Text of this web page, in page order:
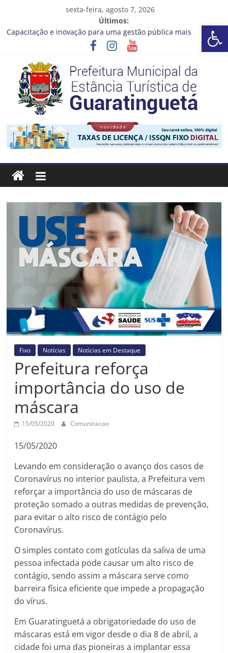
Barra de Ferramentas Aberta
sexta-feira, agosto 7, 2026
Últimos:
Capacitação e inovação para uma gestão pública mais
Seu próximo emprego pode estar mais perto do que você
imagina
Novo curso no Qualifica Guará
Prefeitura de Guaratinguetá divulga novo cronograma dos
editais da PNAB
Guaratinguetá realizará ação de vacinação contra a Febre
Amarela na região da Rocinha
Prefeitura
Estância
Turística
Guaratinguetá
Prefeitura
Estância
Turística
Guaratinguetá
Fixo Notícias Notícias em Destaque
Prefeitura reforça
importância do uso de
máscara
15/05/2020 Comunicacao
15/05/2020
Levando em consideração o avanço dos casos de
Coronavírus no interior paulista, a Prefeitura vem
reforçar a importância do uso de máscaras de
proteção somado a outras medidas de prevenção,
para evitar o alto risco de contágio pelo
Coronavírus.
O simples contato com gotículas da saliva de uma
pessoa infectada pode causar um alto risco de
contágio, sendo assim a máscara serve como
barreira física eficiente que impede a propagação
do vírus.
Em Guaratinguetá a obrigatoriedade do uso de
máscaras está em vigor desde o dia 8 de abril, a
cidade foi uma das pioneiras a implantar essa